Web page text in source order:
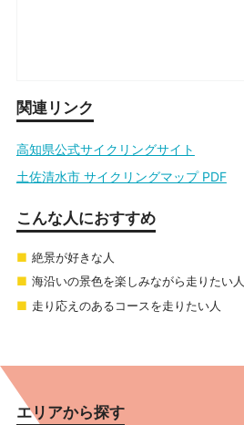
関連リンク
高知県公式サイクリングサイト
土佐清水市 サイクリングマップ PDF
こんな人におすすめ
絶景が好きな人
海沿いの景色を楽しみながら走りたい人
走り応えのあるコースを走りたい人
エリアから探す